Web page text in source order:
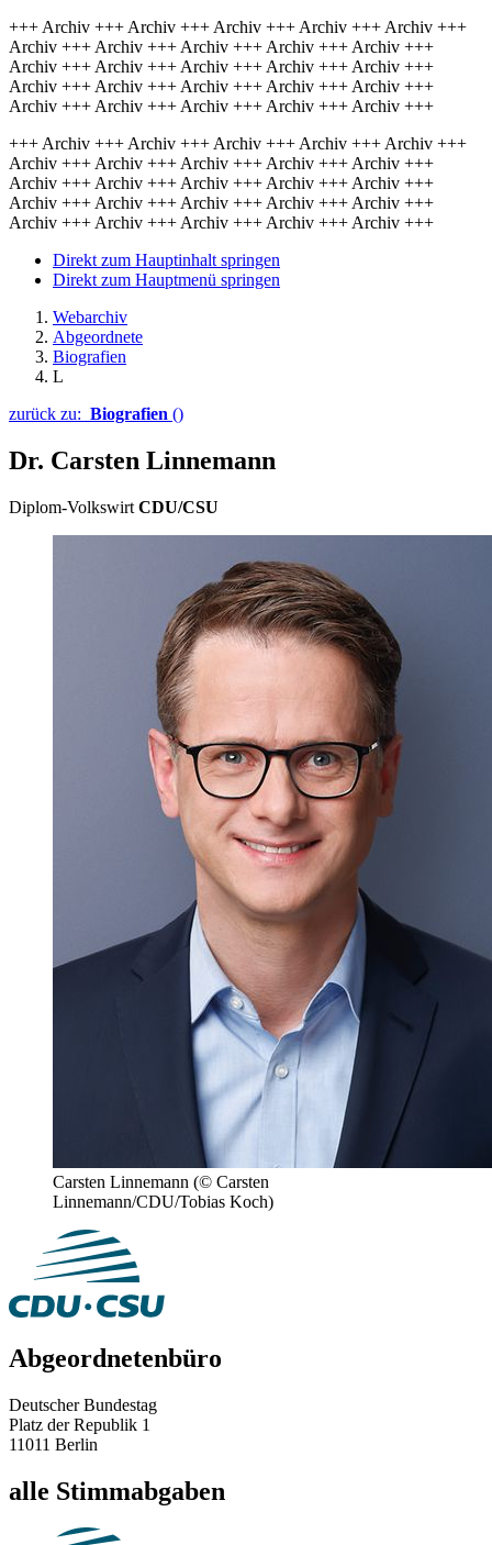
+++ Archiv +++ Archiv +++ Archiv +++ Archiv +++ Archiv +++
Archiv +++ Archiv +++ Archiv +++ Archiv +++ Archiv +++
Archiv +++ Archiv +++ Archiv +++ Archiv +++ Archiv +++
Archiv +++ Archiv +++ Archiv +++ Archiv +++ Archiv +++
Archiv +++ Archiv +++ Archiv +++ Archiv +++ Archiv +++
+++ Archiv +++ Archiv +++ Archiv +++ Archiv +++ Archiv +++
Archiv +++ Archiv +++ Archiv +++ Archiv +++ Archiv +++
Archiv +++ Archiv +++ Archiv +++ Archiv +++ Archiv +++
Archiv +++ Archiv +++ Archiv +++ Archiv +++ Archiv +++
Archiv +++ Archiv +++ Archiv +++ Archiv +++ Archiv +++
Direkt zum Hauptinhalt springen
Direkt zum Hauptmenü springen
Webarchiv
Abgeordnete
Biografien
L
zurück zu: Biografien ()
Dr. Carsten Linnemann
Diplom-Volkswirt CDU/CSU
Carsten Linnemann (© Carsten
Linnemann/CDU/Tobias Koch)
Abgeordnetenbüro
Deutscher Bundestag
Platz der Republik 1
11011 Berlin
alle Stimmabgaben